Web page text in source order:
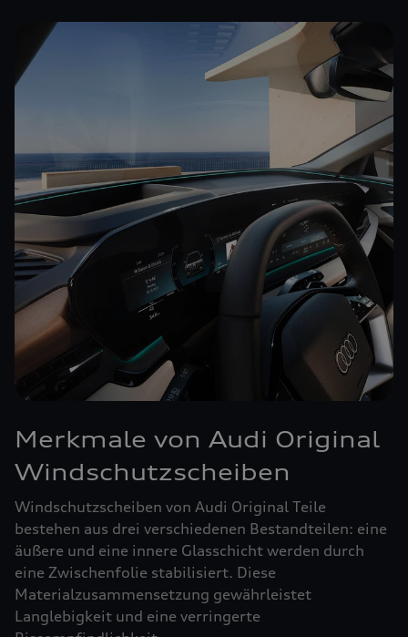
Merkmale von Audi Original
Windschutzscheiben
Windschutzscheiben von Audi Original Teile
bestehen aus drei verschiedenen Bestandteilen: eine
äußere und eine innere Glasschicht werden durch
eine Zwischenfolie stabilisiert. Diese
Materialzusammensetzung gewährleistet
Langlebigkeit und eine verringerte